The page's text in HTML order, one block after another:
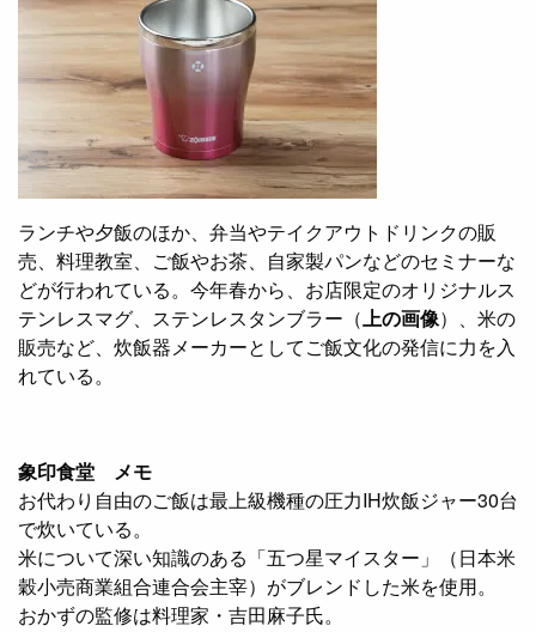
ランチや夕飯のほか、弁当やテイクアウトドリンクの販
売、料理教室、ご飯やお茶、自家製パンなどのセミナーな
どが行われている。今年春から、お店限定のオリジナルス
テンレスマグ、ステンレスタンブラー（上の画像）、米の
販売など、炊飯器メーカーとしてご飯文化の発信に力を入
れている。
象印食堂 メモ
お代わり自由のご飯は最上級機種の圧力IH炊飯ジャー30台
で炊いている。
米について深い知識のある「五つ星マイスター」（日本米
穀小売商業組合連合会主宰）がブレンドした米を使用。
おかずの監修は料理家・吉田麻子氏。